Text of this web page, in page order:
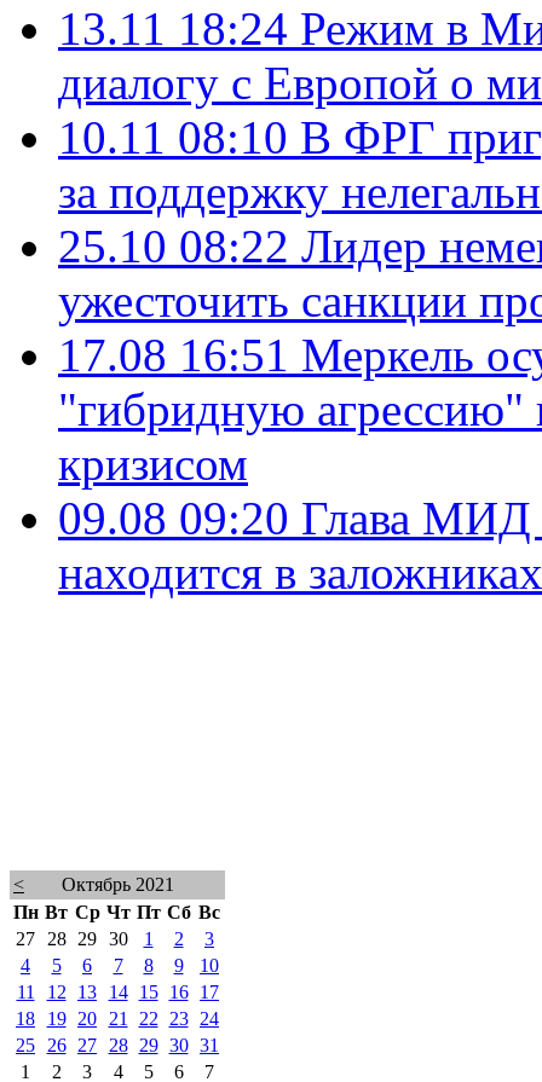
13.11 18:24 Режим в
диалогу с Европой о
10.11 08:10 В ФРГ
за поддержку
25.10 08:22 Лидер
ужесточить санкции
17.08 16:51 Меркель
"гибридную агрессию"
кризисом
09.08 09:20 Глава МИД
находится в
<
Октябрь 2021
Пн Вт Ср Чт Пт Сб Вс
27
28 29 30 1 2
3
4
5 6 7 8 9
10
11
12 13 14 15 16
17
18
19 20 21 22 23
24
25
26 27 28 29 30 31
1
2 3 4 5 6 7